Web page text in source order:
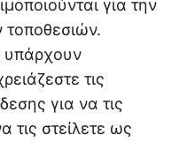
για την
τοποθεσιών.
υπάρχουν
τις
για να τις
τις στείλετε ως